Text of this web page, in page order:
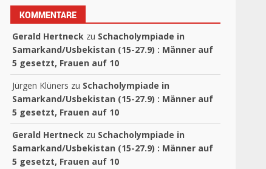
KOMMENTARE
Gerald Hertneck zu Schacholympiade in
Samarkand/Usbekistan (15-27.9) : Männer auf
5 gesetzt, Frauen auf 10
Jürgen Klüners zu Schacholympiade in
Samarkand/Usbekistan (15-27.9) : Männer auf
5 gesetzt, Frauen auf 10
Gerald Hertneck zu Schacholympiade in
Samarkand/Usbekistan (15-27.9) : Männer auf
5 gesetzt, Frauen auf 10